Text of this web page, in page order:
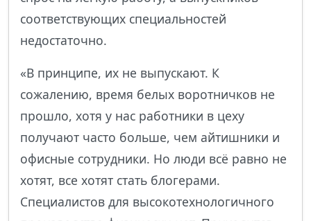
соответствующих специальностей
недостаточно.
«В принципе, их не выпускают. К
сожалению, время белых воротничков не
прошло, хотя у нас работники в цеху
получают часто больше, чем айтишники и
офисные сотрудники. Но люди всё равно не
хотят, все хотят стать блогерами.
Специалистов для высокотехнологичного